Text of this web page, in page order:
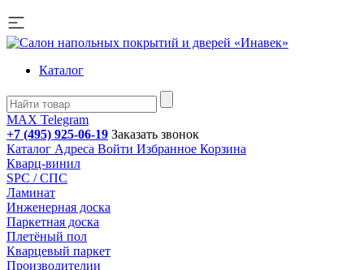
Каталог
MAX Telegram
+7 (495) 925-06-19 Заказать звонок
Каталог Адреса Войти Избранное Корзина
Кварц-винил
SPC / СПС
Ламинат
Инженерная доска
Паркетная доска
Плетёный пол
Кварцевый паркет
Производителии